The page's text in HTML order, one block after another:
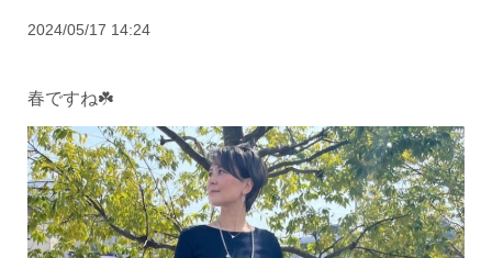
2024/05/17 14:24
春ですね☘️